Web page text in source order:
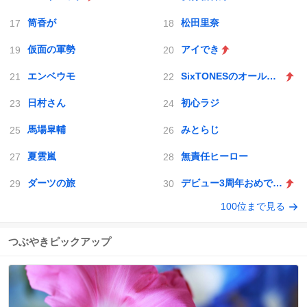
筒香が 松田里奈
仮面の軍勢 アイでき
エンベウモ SixTONESのオールナイトニッポン
日村さん 初心ラジ
馬場皐輔 みとらじ
夏雲嵐 無責任ヒーロー
ダーツの旅 デビュー3周年おめでとう
100位まで見る
つぶやきピックアップ